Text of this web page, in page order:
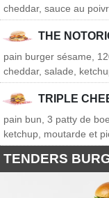
cheddar, sauce au
THE
pain burger sésame,
cheddar, salade,
TRIPLE
pain bun, 3 patty de
ketchup, moutarde et
TENDERS